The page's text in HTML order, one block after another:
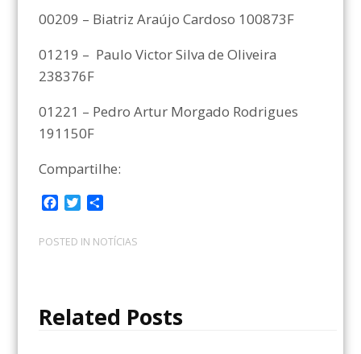
00209 – Biatriz Araújo Cardoso 100873F
01219 – Paulo Victor Silva de Oliveira
238376F
01221 – Pedro Artur Morgado Rodrigues
191150F
Compartilhe:
c
e
k
i
t
m
p
i
POSTED IN NOTÍCIAS
Related Posts